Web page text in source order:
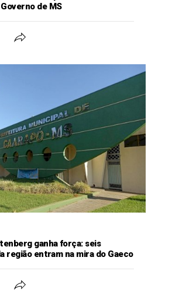
de MS
ganha força: seis
região entram na mira do Gaeco